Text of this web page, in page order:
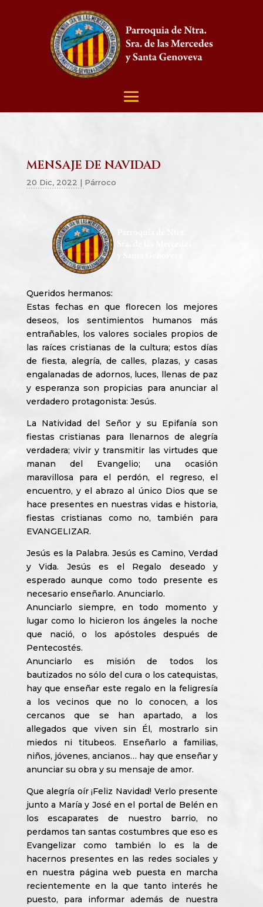
MENSAJE DE NAVIDAD
20 Dic, 2022 | Párroco
Queridos hermanos:
Estas fechas en que florecen los mejores
deseos, los sentimientos humanos más
entrañables, los valores sociales propios de
las raíces cristianas de la cultura; estos días
de fiesta, alegría, de calles, plazas, y casas
engalanadas de adornos, luces, llenas de paz
y esperanza son propicias para anunciar al
verdadero protagonista: Jesús.
La Natividad del Señor y su Epifanía son
fiestas cristianas para llenarnos de alegría
verdadera; vivir y transmitir las virtudes que
manan del Evangelio; una ocasión
maravillosa para el perdón, el regreso, el
encuentro, y el abrazo al único Dios que se
hace presentes en nuestras vidas e historia,
fiestas cristianas como no, también para
EVANGELIZAR.
Jesús es la Palabra. Jesús es Camino, Verdad
y Vida. Jesús es el Regalo deseado y
esperado aunque como todo presente es
necesario enseñarlo. Anunciarlo.
Anunciarlo siempre, en todo momento y
lugar como lo hicieron los ángeles la noche
que nació, o los apóstoles después de
Pentecostés.
Anunciarlo es misión de todos los
bautizados no sólo del cura o los catequistas,
hay que enseñar este regalo en la feligresía
a los vecinos que no lo conocen, a los
cercanos que se han apartado, a los
allegados que viven sin Él, mostrarlo sin
miedos ni titubeos. Enseñarlo a familias,
niños, jóvenes, ancianos… hay que enseñar y
anunciar su obra y su mensaje de amor.
Que alegría oír ¡Feliz Navidad! Verlo presente
junto a María y José en el portal de Belén en
los escaparates de nuestro barrio, no
perdamos tan santas costumbres que eso es
Evangelizar como también lo es la de
hacernos presentes en las redes sociales y
en nuestra página web puesta en marcha
recientemente en la que tanto interés he
puesto, para informar además de nuestra